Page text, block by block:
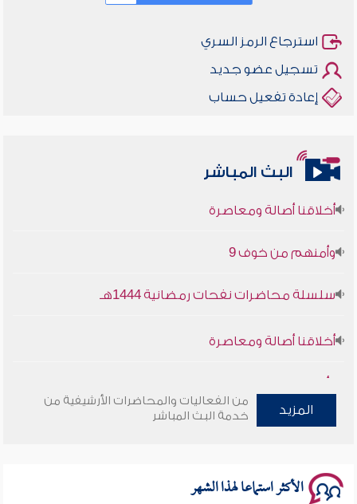
استرجاع الرمز السري
تسجيل عضو جديد
إعادة تفعيل حساب
البث المباشر
سلسلة محاضرات نفحات رمضانية 1444هـ
المزيد
من الفعاليات والمحاضرات الأرشيفية من
خدمة البث المباشر
الأكثر استماعا لهذا الشهر